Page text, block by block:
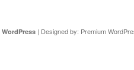
WordPress| Designed by: Premium